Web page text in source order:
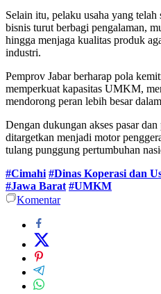
Selain itu, pelaku usaha yang
bisnis turut berbagi pengalaman,
hingga menjaga kualitas produk
industri.
Pemprov Jabar berharap pola
memperkuat kapasitas UMKM,
mendorong peran lebih besar
Dengan dukungan akses pasar
ditargetkan menjadi motor
tulang punggung pertumbuhan
#Cimahi #Dinas Koperasi dan
#Jawa Barat #UMKM
Komentar